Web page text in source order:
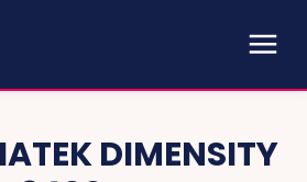
DIMENSITY